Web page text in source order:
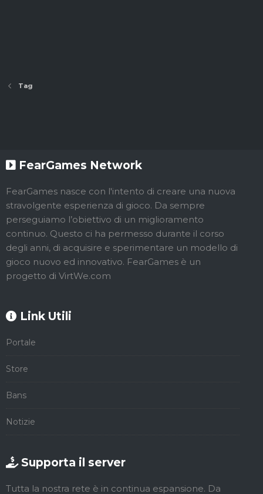
Tag
FearGames Network
FearGames nasce con l'intento di creare una nuova
stravolgente esperienza di gioco. Da sempre
perseguiamo l’obiettivo di un miglioramento
continuo. Questo ci ha permesso durante il corso
degli anni, di acquisire e sperimentare un modello di
gioco nuovo ed innovativo. FearGames è un
progetto di VirtWe.com
Link Utili
Portale
Store
Bans
Notizie
Supporta il server
Tutta la nostra rete è in continua espansione. Da